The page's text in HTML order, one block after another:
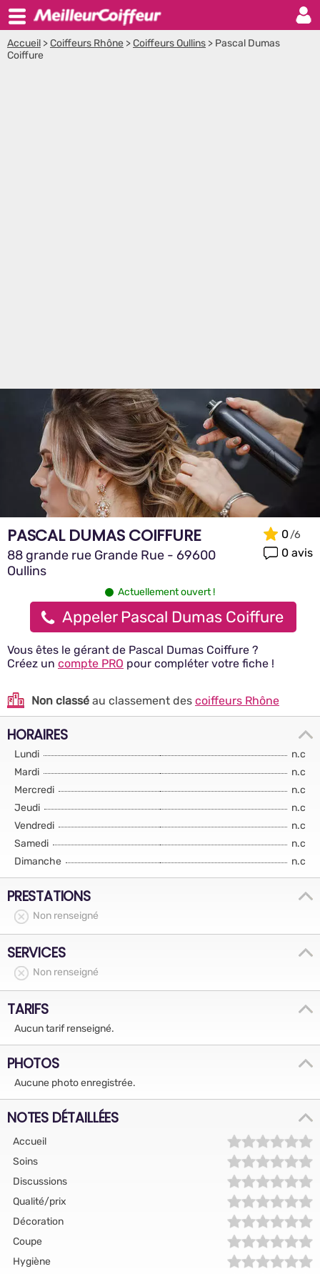
Accueil >Coiffeurs Rhône >Coiffeurs Oullins > Pascal Dumas
Coiffure
PASCAL DUMAS COIFFURE
88 grande rue Grande Rue - 69600
Oullins
0
0 avis
Actuellement ouvert !
Appeler Pascal Dumas Coiffure
Vous êtes le gérant de Pascal Dumas Coiffure ?
Créez un compte PRO pour compléter votre fiche !
Non classé au classement des coiffeurs Rhône
HORAIRES
Lundi
n.c
Mardi
n.c
Mercredi
n.c
Jeudi
n.c
Vendredi
n.c
Samedi
n.c
Dimanche
n.c
PRESTATIONS
Non renseigné
SERVICES
Non renseigné
TARIFS
Aucun tarif renseigné.
PHOTOS
Aucune photo enregistrée.
NOTES DÉTAILLÉES
Accueil
Soins
Discussions
Qualité/prix
Décoration
Coupe
Hygiène